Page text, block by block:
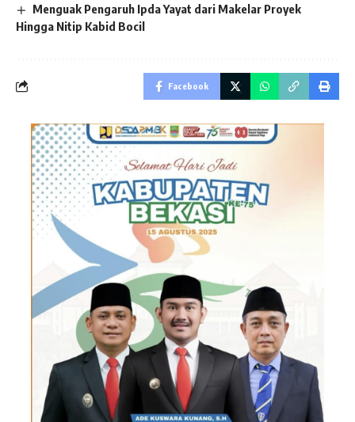
Menguak Pengaruh Ipda Yayat dari Makelar Proyek
Hingga Nitip Kabid Bocil
Facebook